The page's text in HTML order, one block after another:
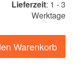
Lieferzeit: 1 - 3
Werktage
Warenkorb